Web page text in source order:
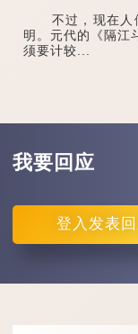
不过，现在人们
明。元代的《隔江
须要计较...
我要回应
登入 发表